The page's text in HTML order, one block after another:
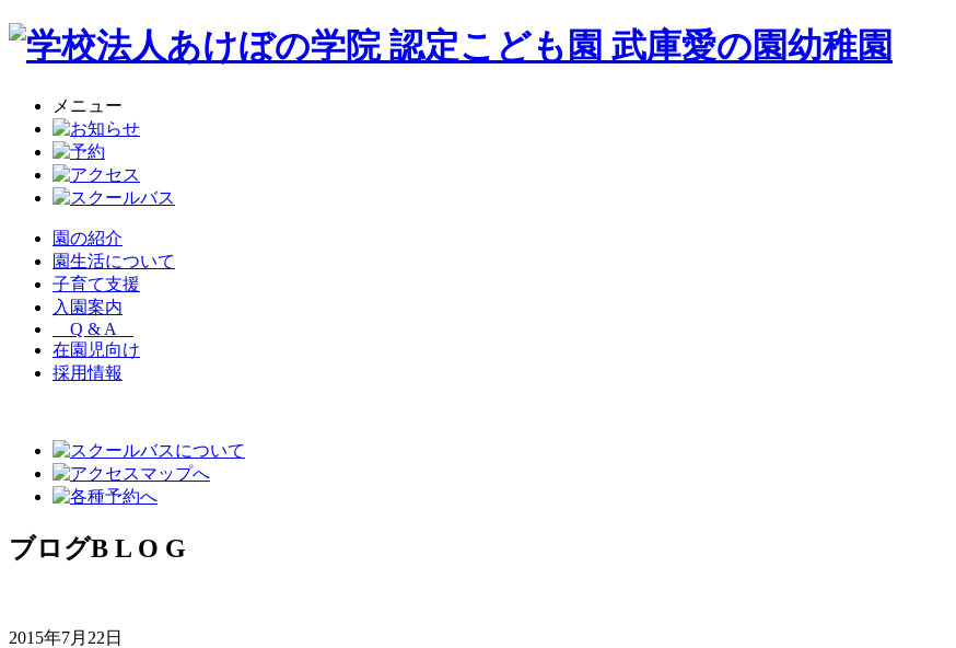
メニュー
園の紹介
園生活について
子育て支援
入園案内
Q & A
在園児向け
採用情報
ブログB L O G
2015年7月22日